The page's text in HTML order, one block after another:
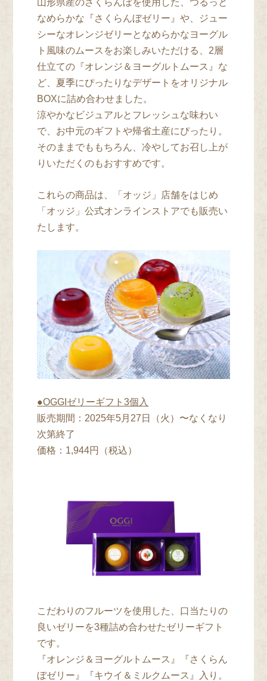
山形県産のさくらんぼを使用した、つるっと
なめらかな『さくらんぼゼリー』や、ジュー
シーなオレンジゼリーとなめらかなヨーグル
ト風味のムースをお楽しみいただける、2層
仕立ての『オレンジ＆ヨーグルトムース』な
ど、夏季にぴったりなデザートをオリジナル
BOXに詰め合わせました。
涼やかなビジュアルとフレッシュな味わい
で、お中元のギフトや帰省土産にぴったり。
そのままでももちろん、冷やしてお召し上が
りいただくのもおすすめです。
これらの商品は、「オッジ」店舗をはじめ
「オッジ」公式オンラインストアでも販売い
たします。
●OGGIゼリーギフト3個入
販売期間：2025年5⽉27⽇（火）〜なくなり
次第終了
価格：1,944円（税込）
こだわりのフルーツを使用した、口当たりの
良いゼリーを3種詰め合わせたゼリーギフト
です。
『オレンジ＆ヨーグルトムース』『さくらん
ぼゼリー』『キウイ＆ミルクムース』入り。